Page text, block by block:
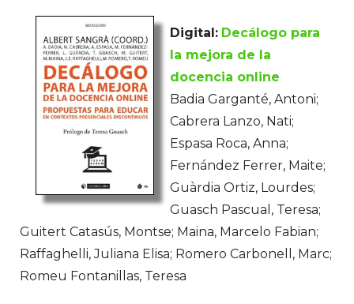
Digital: Decálogo para
la mejora de la
docencia online
Badia Garganté, Antoni;
Cabrera Lanzo, Nati;
Espasa Roca, Anna;
Fernández Ferrer, Maite;
Guàrdia Ortiz, Lourdes;
Guasch Pascual, Teresa;
Guitert Catasús, Montse; Maina, Marcelo Fabian;
Raffaghelli, Juliana Elisa; Romero Carbonell, Marc;
Romeu Fontanillas, Teresa